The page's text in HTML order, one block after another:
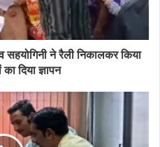
सहयोगिनी ने रैली निकालकर किया
दिया ज्ञापन